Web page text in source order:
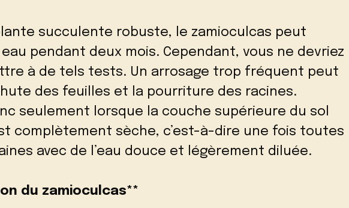
succulente robuste, le zamioculcas peut
pendant deux mois. Cependant, vous ne devriez
à de tels tests. Un arrosage trop fréquent peut
des feuilles et la pourriture des racines.
seulement lorsque la couche supérieure du sol
complètement sèche, c’est-à-dire une fois toutes
avec de l’eau douce et légèrement diluée.
du zamioculcas**